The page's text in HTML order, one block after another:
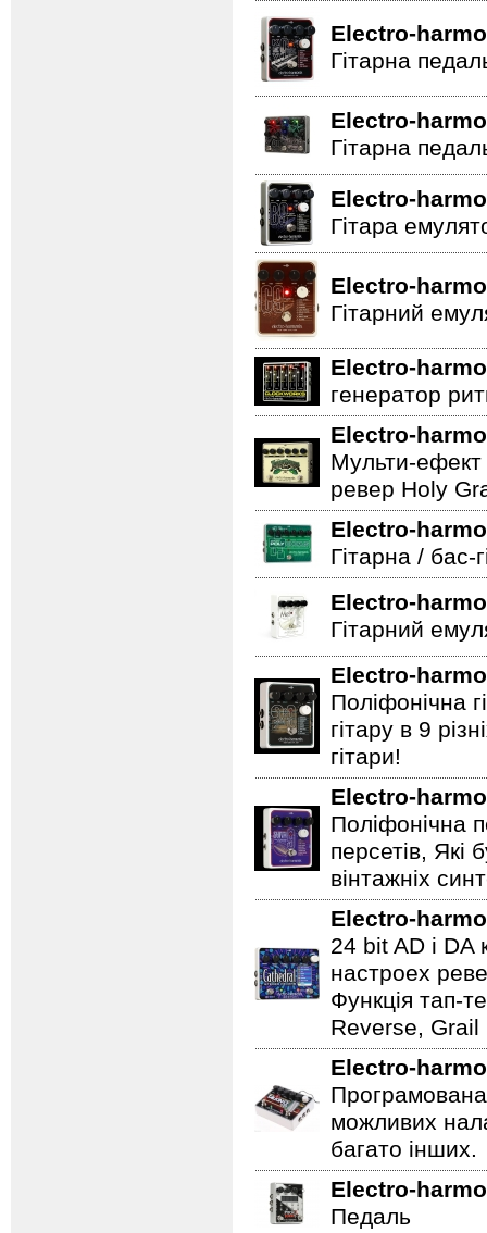
Electro-
Гітарна
Electro-
Гітарна
Electro-
Гітара
Electro-
Гітарний
Electro-
генератор
Electro-
Мульти-ефект
ревер Holy
Electro-
Гітарна / бас-
Electro-
Гітарний
Electro-
Поліфонічна
гітару в 9
гітари!
Electro-
Поліфонічна
персетів, Які
вінтажніх
Electro-
24 bit AD і
настроех
Функція тап-
Reverse, Grail
Electro-
можливих
багато інших.
Electro-
Педаль